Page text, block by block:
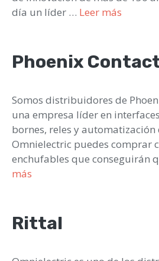
día un líder … Leer más
Phoenix
Somos distribuidores de
una empresa líder en
bornes, reles y automatización
Omnielectric puedes comprar
enchufables que conseguirán
más
Rittal